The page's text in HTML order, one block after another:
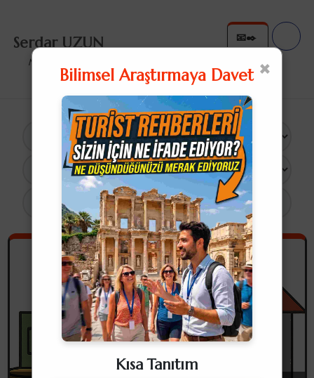
Serdar UZUN
Nullius in Verba
📧✒️
11 Sonuç
Aklıma Gelmişken
×
Bilimsel Araştırmaya Davet
Kısa Tanıtım